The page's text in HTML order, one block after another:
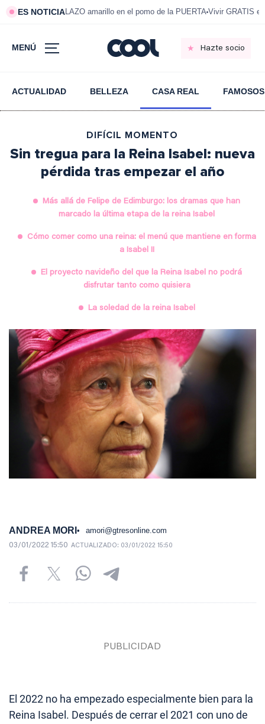
ES NOTICIALAZO amarillo en el pomo de la PUERTA Vivir GRATIS
MENÚ Hazte socio
ACTUALIDAD BELLEZA CASA REAL FAMOSOS
DIFÍCIL MOMENTO
Sin tregua para la Reina Isabel: nueva
pérdida tras empezar el año
Más allá de Felipe de Edimburgo: los dramas que han
marcado la última etapa de la reina Isabel
Cómo comer como una reina: el menú que mantiene en forma
a Isabel II
El proyecto navideño del que la Reina Isabel no podrá
disfrutar tanto como quisiera
La soledad de la reina Isabel
ANDREA MORI amori@gtresonline.com
03/01/2022 15:50 ACTUALIZADO: 03/01/2022 15:50
El 2022 no ha empezado especialmente bien para la
Reina Isabel. Después de cerrar el 2021 con uno de